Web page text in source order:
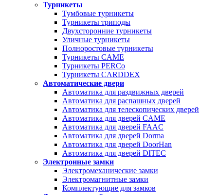
Турникеты
Тумбовые турникеты
Турникеты триподы
Двухсторонние турникеты
Уличные турникеты
Полноростовые турникеты
Турникеты CAME
Турникеты PERCo
Турникеты CARDDEX
Автоматические двери
Автоматика для раздвижных дверей
Автоматика для распашных дверей
Автоматика для телескопических дверей
Автоматика для дверей CAME
Автоматика для дверей FAAC
Автоматика для дверей Dorma
Автоматика для дверей DoorHan
Автоматика для дверей DITEC
Электронные замки
Электромеханические замки
Электромагнитные замки
Комплектующие для замков